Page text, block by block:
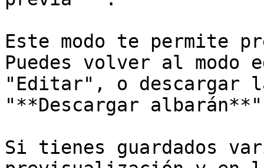
Este modo te permite
Puedes volver al modo
"Editar", o descargar
"**Descargar
Si tienes guardados